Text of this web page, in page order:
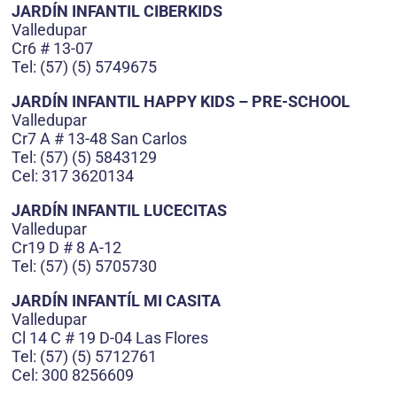
JARDÍN INFANTIL CIBERKIDS
Valledupar
Cr6 # 13-07
Tel: (57) (5) 5749675
JARDÍN INFANTIL HAPPY KIDS – PRE-SCHOOL
Valledupar
Cr7 A # 13-48 San Carlos
Tel: (57) (5) 5843129
Cel: 317 3620134
JARDÍN INFANTIL LUCECITAS
Valledupar
Cr19 D # 8 A-12
Tel: (57) (5) 5705730
JARDÍN INFANTÍL MI CASITA
Valledupar
Cl 14 C # 19 D-04 Las Flores
Tel: (57) (5) 5712761
Cel: 300 8256609